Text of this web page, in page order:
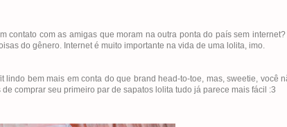
contato com as amigas que moram na outra ponta do país sem internet?
do gênero. Internet é muito importante na vida de uma lolita, imo.
bem mais em conta do que brand head-to-toe, mas, sweetie, você
comprar seu primeiro par de sapatos lolita tudo já parece mais fácil :3